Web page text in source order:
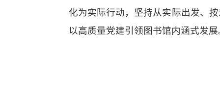
化为实际行动，坚持从实际出发、
以高质量党建引领图书馆内涵式发展